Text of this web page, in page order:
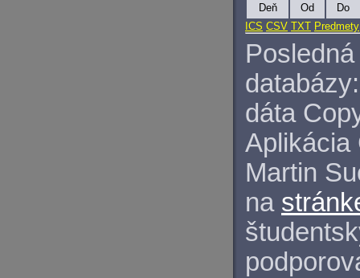
Deň Od
Do
ICS CSV TXT Predmety
databázy:
dáta
Aplikácia
Martin
na